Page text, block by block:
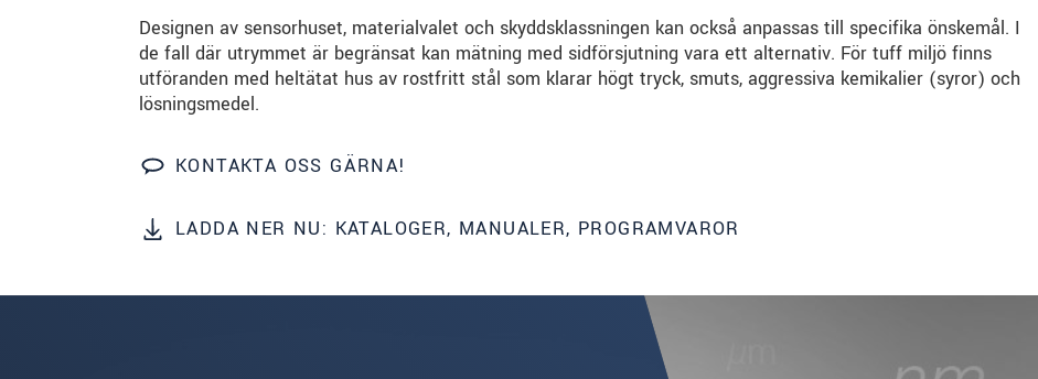
Designen av sensorhuset, materialvalet och skyddsklassningen kan också anpassas till specifika önskemål. I
de fall där utrymmet är begränsat kan mätning med sidförsjutning vara ett alternativ. För tuff miljö finns
utföranden med heltätat hus av rostfritt stål som klarar högt tryck, smuts, aggressiva kemikalier (syror) och
lösningsmedel.
KONTAKTA OSS GÄRNA!
LADDA NER NU: KATALOGER, MANUALER, PROGRAMVAROR
Meddelande*